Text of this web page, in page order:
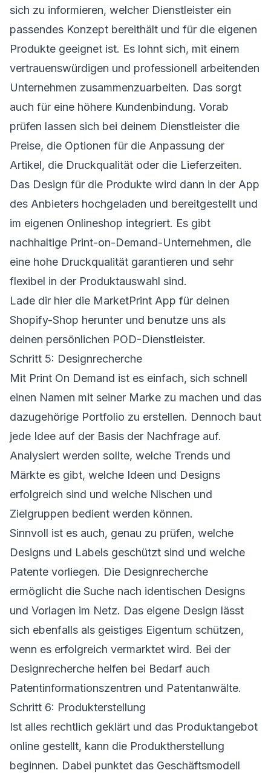
sich zu informieren, welcher Dienstleister ein
passendes Konzept bereithält und für die eigenen
Produkte geeignet ist. Es lohnt sich, mit einem
vertrauenswürdigen und professionell arbeitenden
Unternehmen zusammenzuarbeiten. Das sorgt
auch für eine höhere Kundenbindung. Vorab
prüfen lassen sich bei deinem Dienstleister die
Preise, die Optionen für die Anpassung der
Artikel, die Druckqualität oder die Lieferzeiten.
Das Design für die Produkte wird dann in der App
des Anbieters hochgeladen und bereitgestellt und
im eigenen Onlineshop integriert. Es gibt
nachhaltige Print-on-Demand-Unternehmen, die
eine hohe Druckqualität garantieren und sehr
flexibel in der Produktauswahl sind.
Lade dir hier die MarketPrint App für deinen
Shopify-Shop herunter und benutze uns als
deinen persönlichen POD-Dienstleister.
Schritt 5: Designrecherche
Mit Print On Demand ist es einfach, sich schnell
einen Namen mit seiner Marke zu machen und das
dazugehörige Portfolio zu erstellen. Dennoch baut
jede Idee auf der Basis der Nachfrage auf.
Analysiert werden sollte, welche Trends und
Märkte es gibt, welche Ideen und Designs
erfolgreich sind und welche Nischen und
Zielgruppen bedient werden können.
Sinnvoll ist es auch, genau zu prüfen, welche
Designs und Labels geschützt sind und welche
Patente vorliegen. Die Designrecherche
ermöglicht die Suche nach identischen Designs
und Vorlagen im Netz. Das eigene Design lässt
sich ebenfalls als geistiges Eigentum schützen,
wenn es erfolgreich vermarktet wird. Bei der
Designrecherche helfen bei Bedarf auch
Patentinformationszentren und Patentanwälte.
Schritt 6: Produkterstellung
Ist alles rechtlich geklärt und das Produktangebot
online gestellt, kann die Produktherstellung
beginnen. Dabei punktet das Geschäftsmodell